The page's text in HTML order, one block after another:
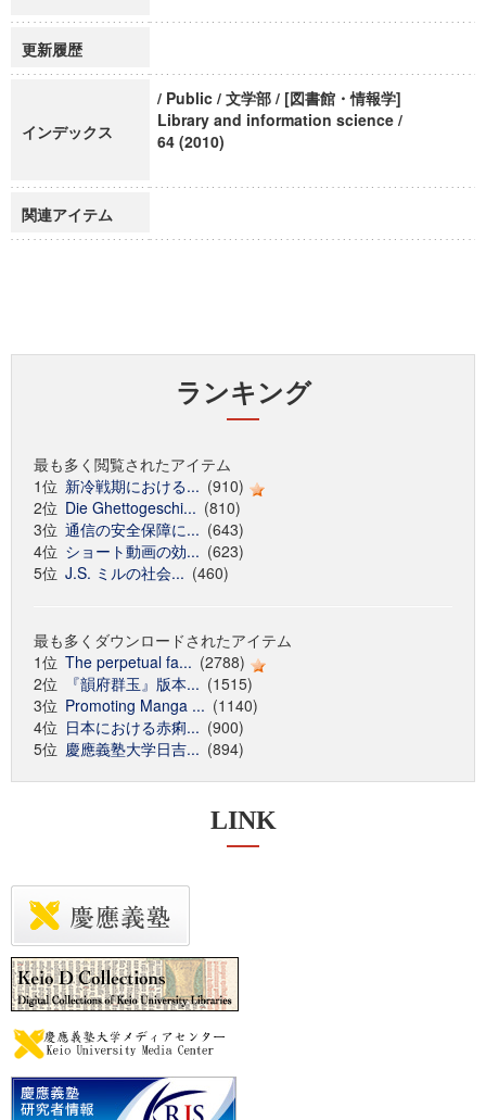
更新履歴
インデックス
/ Public / 文学部 / [図書館・情報学]
Library and information science /
64 (2010)
関連アイテム
ランキング
最も多く閲覧されたアイテム
1位 新冷戦期における... (910)
2位 Die Ghettogeschi... (810)
3位 通信の安全保障に... (643)
4位 ショート動画の効... (623)
5位 J.S. ミルの社会... (460)
最も多くダウンロードされたアイテム
1位 The perpetual fa... (2788)
2位
『韻府群玉』版本... (1515)
3位 Promoting Manga ... (1140)
4位 日本における赤痢... (900)
5位 慶應義塾大学日吉... (894)
LINK